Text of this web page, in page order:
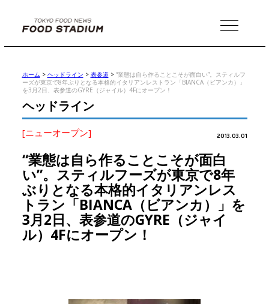
MENU
ホーム > ヘッドライン > 表参道 > “業態は自ら作ることこそが面白い”。スティルフ
ーズが東京で8年ぶりとなる本格的イタリアンレストラン「BIANCA（ビアンカ）」
を3月2日、表参道のGYRE（ジャイル）4Fにオープン！
ヘッドライン
[ニューオープン] 2013.03.01
“業態は自ら作ることこそが面白
い”。スティルフーズが東京で8年
ぶりとなる本格的イタリアンレス
トラン「BIANCA（ビアンカ）」を
3月2日、表参道のGYRE（ジャイ
ル）4Fにオープン！